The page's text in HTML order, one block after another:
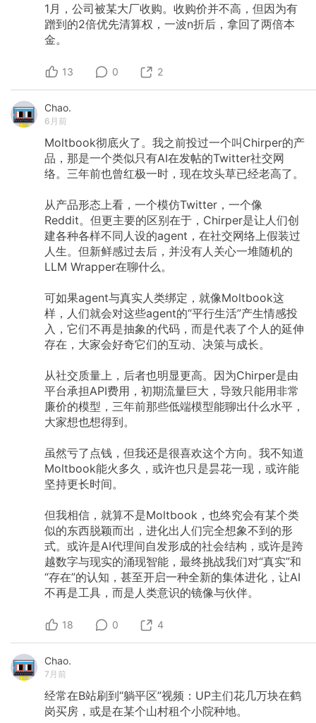
1月，公司被某大厂收购。收购价并不高，但因为有
蹭到的2倍优先清算权，一波n折后，拿回了两倍本
金。
13 0 2
Chao.
6月前
Moltbook彻底火了。我之前投过一个叫Chirper的产
品，那是一个类似只有AI在发帖的Twitter社交网
络。三年前也曾红极一时，现在坟头草已经老高了。
从产品形态上看，一个模仿Twitter，一个像
Reddit。但更主要的区别在于，Chirper是让人们创
建各种各样不同人设的agent，在社交网络上假装过
人生。但新鲜感过去后，并没有人关心一堆随机的
LLM Wrapper在聊什么。
可如果agent与真实人类绑定，就像Moltbook这
样，人们就会对这些agent的“平行生活”产生情感投
入，它们不再是抽象的代码，而是代表了个人的延伸
存在，大家会好奇它们的互动、决策与成长。
从社交质量上，后者也明显更高。因为Chirper是由
平台承担API费用，初期流量巨大，导致只能用非常
廉价的模型，三年前那些低端模型能聊出什么水平，
大家想也想得到。
虽然亏了点钱，但我还是很喜欢这个方向。我不知道
Moltbook能火多久，或许也只是昙花一现，或许能
坚持更长时间。
但我相信，就算不是Moltbook，也终究会有某个类
似的东西脱颖而出，进化出人们完全想象不到的形
式。或许是AI代理间自发形成的社会结构，或许是跨
越数字与现实的涌现智能，最终挑战我们对“真实”和
“存在”的认知，甚至开启一种全新的集体进化，让AI
不再是工具，而是人类意识的镜像与伙伴。
18 0 4
Chao.
7月前
经常在B站刷到“躺平区”视频：UP主们花几万块在鹤
岗买房，或是在某个山村租个小院种地。